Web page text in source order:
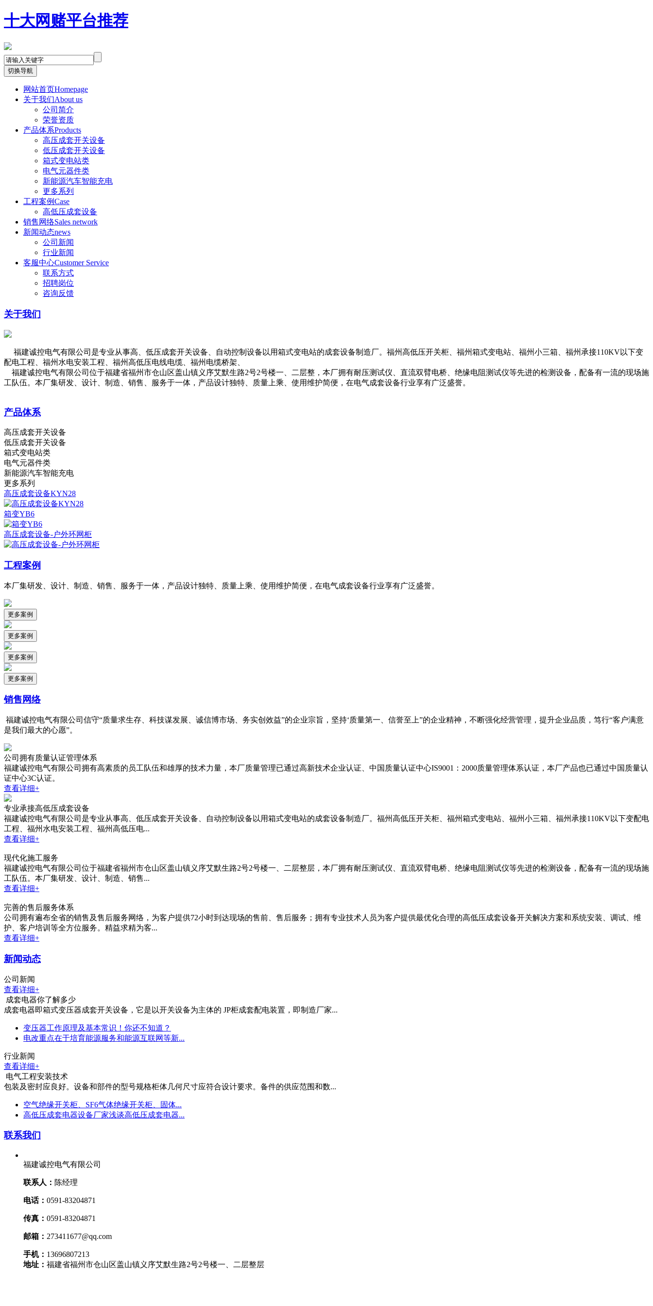
十大网赌平台推荐
切换导航
网站首页Homepage
关于我们About us
公司简介
荣誉资质
产品体系Products
高压成套开关设备
低压成套开关设备
箱式变电站类
电气元器件类
新能源汽车智能充电
更多系列
工程案例Case
高低压成套设备
销售网络Sales network
新闻动态news
公司新闻
行业新闻
客服中心Customer Service
联系方式
招聘岗位
咨询反馈
关于我们
福建诚控电气有限公司是专业从事高、低压成套开关设备、自动控制设备以用箱式变电站的成套设备制造厂。福州高低压开关柜、福州箱式变电站、福州小三箱、福州承接110KV以下变
配电工程、福州水电安装工程、福州高低压电线电缆、福州电缆桥架、
福建诚控电气有限公司位于福建省福州市仓山区盖山镇义序艾默生路2号2号楼一、二层整，本厂拥有耐压测试仪、直流双臂电桥、绝缘电阻测试仪等先进的检测设备，配备有一流的现场施
工队伍。本厂集研发、设计、制造、销售、服务于一体，产品设计独特、质量上乘、使用维护简便，在电气成套设备行业享有广泛盛誉。
产品体系
高压成套开关设备
低压成套开关设备
箱式变电站类
电气元器件类
新能源汽车智能充电
更多系列
高压成套设备KYN28
箱变YB6
高压成套设备-户外环网柜
工程案例
本厂集研发、设计、制造、销售、服务于一体，产品设计独特、质量上乘、使用维护简便，在电气成套设备行业享有广泛盛誉。
更多案例
更多案例
更多案例
更多案例
销售网络
福建诚控电气有限公司信守“质量求生存、科技谋发展、诚信博市场、务实创效益”的企业宗旨，坚持‘质量第一、信誉至上”的企业精神，不断强化经营管理，提升企业品质，笃行“客户满意
是我们最大的心愿”。
公司拥有质量认证管理体系
福建诚控电气有限公司拥有高素质的员工队伍和雄厚的技术力量，本厂质量管理已通过高新技术企业认证、中国质量认证中心IS9001：2000质量管理体系认证，本厂产品也已通过中国质量认
证中心3C认证。
查看详细+
专业承接高低压成套设备
福建诚控电气有限公司是专业从事高、低压成套开关设备、自动控制设备以用箱式变电站的成套设备制造厂。福州高低压开关柜、福州箱式变电站、福州小三箱、福州承接110KV以下变配电
工程、福州水电安装工程、福州高低压电...
查看详细+
现代化施工服务
福建诚控电气有限公司位于福建省福州市仓山区盖山镇义序艾默生路2号2号楼一、二层整层，本厂拥有耐压测试仪、直流双臂电桥、绝缘电阻测试仪等先进的检测设备，配备有一流的现场施
工队伍。本厂集研发、设计、制造、销售...
查看详细+
完善的售后服务体系
公司拥有遍布全省的销售及售后服务网络，为客户提供72小时到达现场的售前、售后服务；拥有专业技术人员为客户提供最优化合理的高低压成套设备开关解决方案和系统安装、调试、维
护、客户培训等全方位服务。精益求精为客...
查看详细+
新闻动态
公司新闻
查看详细+
成套电器你了解多少
成套电器即箱式变压器成套开关设备，它是以开关设备为主体的 JP柜成套配电装置，即制造厂家...
变压器工作原理及基本常识！你还不知道？
电改重点在于培育能源服务和能源互联网等新...
行业新闻
查看详细+
电气工程安装技术
包装及密封应良好。设备和部件的型号规格柜体几何尺寸应符合设计要求。备件的供应范围和数...
空气绝缘开关柜、SF6气体绝缘开关柜、固体...
高低压成套电器设备厂家浅谈高低压成套电器...
联系我们
福建诚控电气有限公司
联系人： 陈经理
电话： 0591-83204871
传真： 0591-83204871
邮箱： 273411677@qq.com
手机： 13696807213
地址： 福建省福州市仓山区盖山镇义序艾默生路2号2号楼一、二层整层